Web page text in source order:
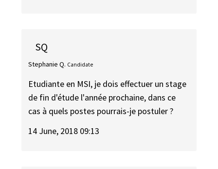
SQ
Stephanie Q. Candidate
Etudiante en MSI, je dois effectuer un stage
de fin d'étude l'année prochaine, dans ce
cas à quels postes pourrais-je postuler ?
14 June, 2018 09:13